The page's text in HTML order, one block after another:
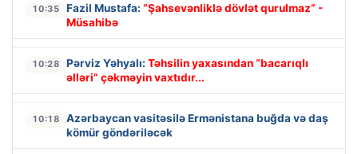
10:35 Fazil Mustafa: “Şahsevənliklə dövlət qurulmaz” -
Müsahibə
10:28 Pərviz Yəhyalı: Təhsilin yaxasından “bacarıqlı
əlləri” çəkməyin vaxtıdır...
10:18
Azərbaycan vasitəsilə Ermənistana buğda və daş
kömür göndəriləcək